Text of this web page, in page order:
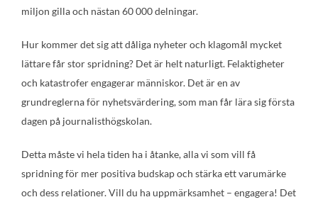
miljon gilla och nästan 60 000 delningar.
Hur kommer det sig att dåliga nyheter och klagomål mycket
lättare får stor spridning? Det är helt naturligt. Felaktigheter
och katastrofer engagerar människor. Det är en av
grundreglerna för nyhetsvärdering, som man får lära sig första
dagen på journalisthögskolan.
Detta måste vi hela tiden ha i åtanke, alla vi som vill få
spridning för mer positiva budskap och stärka ett varumärke
och dess relationer. Vill du ha uppmärksamhet – engagera! Det